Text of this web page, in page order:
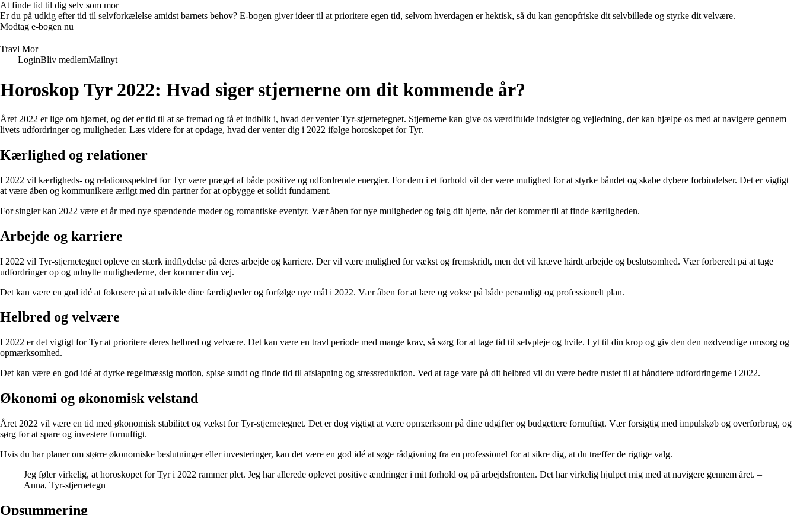
At finde tid til dig selv som mor
Er du på udkig efter tid til selvforkælelse amidst barnets behov? E-bogen giver ideer til at prioritere egen tid, selvom hverdagen er hektisk, så du kan genopfriske dit selvbillede og styrke dit velvære.
Modtag e-bogen nu
Travl Mor
LoginBliv medlemMailnyt
Horoskop Tyr 2022: Hvad siger stjernerne om dit kommende år?
Året 2022 er lige om hjørnet, og det er tid til at se fremad og få et indblik i, hvad der venter Tyr-stjernetegnet. Stjernerne kan give os værdifulde indsigter og vejledning, der kan hjælpe os med at navigere gennem
livets udfordringer og muligheder. Læs videre for at opdage, hvad der venter dig i 2022 ifølge horoskopet for Tyr.
Kærlighed og relationer
I 2022 vil kærligheds- og relationsspektret for Tyr være præget af både positive og udfordrende energier. For dem i et forhold vil der være mulighed for at styrke båndet og skabe dybere forbindelser. Det er vigtigt
at være åben og kommunikere ærligt med din partner for at opbygge et solidt fundament.
For singler kan 2022 være et år med nye spændende møder og romantiske eventyr. Vær åben for nye muligheder og følg dit hjerte, når det kommer til at finde kærligheden.
Arbejde og karriere
I 2022 vil Tyr-stjernetegnet opleve en stærk indflydelse på deres arbejde og karriere. Der vil være mulighed for vækst og fremskridt, men det vil kræve hårdt arbejde og beslutsomhed. Vær forberedt på at tage
udfordringer op og udnytte mulighederne, der kommer din vej.
Det kan være en god idé at fokusere på at udvikle dine færdigheder og forfølge nye mål i 2022. Vær åben for at lære og vokse på både personligt og professionelt plan.
Helbred og velvære
I 2022 er det vigtigt for Tyr at prioritere deres helbred og velvære. Det kan være en travl periode med mange krav, så sørg for at tage tid til selvpleje og hvile. Lyt til din krop og giv den den nødvendige omsorg og
opmærksomhed.
Det kan være en god idé at dyrke regelmæssig motion, spise sundt og finde tid til afslapning og stressreduktion. Ved at tage vare på dit helbred vil du være bedre rustet til at håndtere udfordringerne i 2022.
Økonomi og økonomisk velstand
Året 2022 vil være en tid med økonomisk stabilitet og vækst for Tyr-stjernetegnet. Det er dog vigtigt at være opmærksom på dine udgifter og budgettere fornuftigt. Vær forsigtig med impulskøb og overforbrug, og
sørg for at spare og investere fornuftigt.
Hvis du har planer om større økonomiske beslutninger eller investeringer, kan det være en god idé at søge rådgivning fra en professionel for at sikre dig, at du træffer de rigtige valg.
Jeg føler virkelig, at horoskopet for Tyr i 2022 rammer plet. Jeg har allerede oplevet positive ændringer i mit forhold og på arbejdsfronten. Det har virkelig hjulpet mig med at navigere gennem året. –
Anna, Tyr-stjernetegn
Opsummering